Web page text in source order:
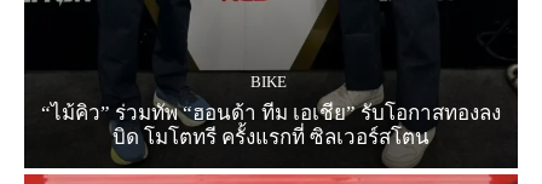
BIKE
“ไม้คิว” ร่วมทัพ “ฮอนด้า ทีม เอเชีย” รับโอกาสทองลง
บิด โมโตทรี ครั้งแรกที่ ซิลเวอร์สโตน